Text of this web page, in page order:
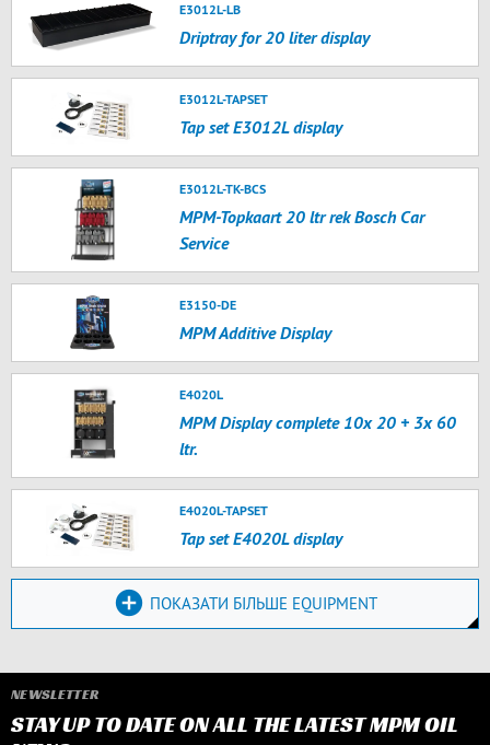
E3012L-LB
Driptray for 20 liter display
E3012L-TAPSET
Tap set E3012L display
E3012L-TK-BCS
MPM-Topkaart 20 ltr rek Bosch Car
Service
E3150-DE
MPM Additive Display
E4020L
MPM Display complete 10x 20 + 3x 60
ltr.
E4020L-TAPSET
Tap set E4020L display
ПОКАЗАТИ БІЛЬШЕ EQUIPMENT
NEWSLETTER
STAY UP TO DATE ON ALL THE LATEST MPM OIL